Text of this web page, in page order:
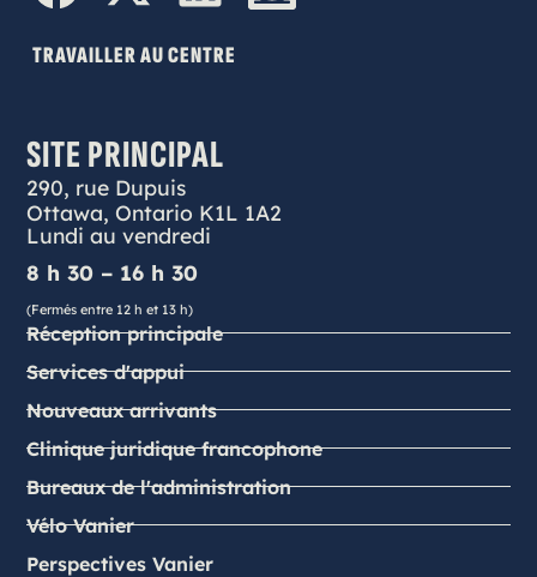
TRAVAILLER AU CENTRE
SITE PRINCIPAL
290, rue Dupuis
Ottawa, Ontario K1L 1A2
Lundi au vendredi
8 h 30 – 16 h 30
(Fermés entre 12 h et 13 h)
Réception principale
Services d'appui
Nouveaux arrivants
Clinique juridique francophone
Bureaux de l'administration
Vélo Vanier
Perspectives Vanier